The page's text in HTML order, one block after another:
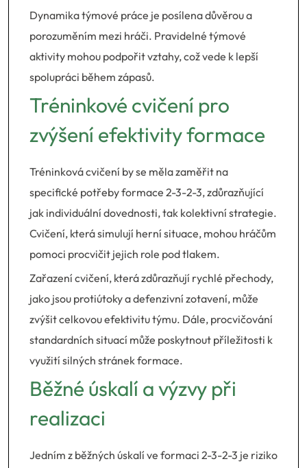
Dynamika týmové práce je posílena důvěrou a
porozuměním mezi hráči. Pravidelné týmové
aktivity mohou podpořit vztahy, což vede k lepší
spolupráci během zápasů.
Tréninkové cvičení pro
zvýšení efektivity formace
Tréninková cvičení by se měla zaměřit na
specifické potřeby formace 2-3-2-3, zdůrazňující
jak individuální dovednosti, tak kolektivní strategie.
Cvičení, která simulují herní situace, mohou hráčům
pomoci procvičit jejich role pod tlakem.
Zařazení cvičení, která zdůrazňují rychlé přechody,
jako jsou protiútoky a defenzivní zotavení, může
zvýšit celkovou efektivitu týmu. Dále, procvičování
standardních situací může poskytnout příležitosti k
využití silných stránek formace.
Běžné úskalí a výzvy při
realizaci
Jedním z běžných úskalí ve formaci 2-3-2-3 je riziko